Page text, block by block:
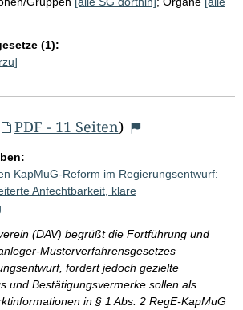
(1):
PDF - 11 Seiten)
KapMuG-Reform im Regierungsentwurf:
Anfechtbarkeit, klare
(DAV) begrüßt die Fortführung und
Musterverfahrensgesetzes
fordert jedoch gezielte
und Bestätigungsvermerke sollen als
in § 1 Abs. 2 RegE-KapMuG